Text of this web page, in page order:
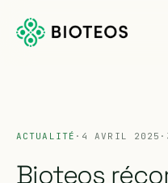
ACTUALITÉ · 4 AVRIL 2025 ·
Bioteos